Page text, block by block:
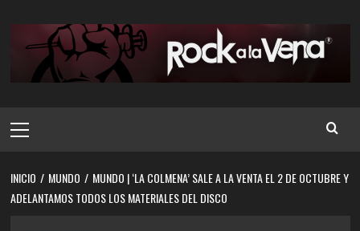
contenido
principal
INICIO MUNDO
MUNDO | ‘LA COLMENA’ SALE A LA VENTA EL 2 DE OCTUBRE Y
ADELANTAMOS TODOS LOS MATERIALES DEL DISCO